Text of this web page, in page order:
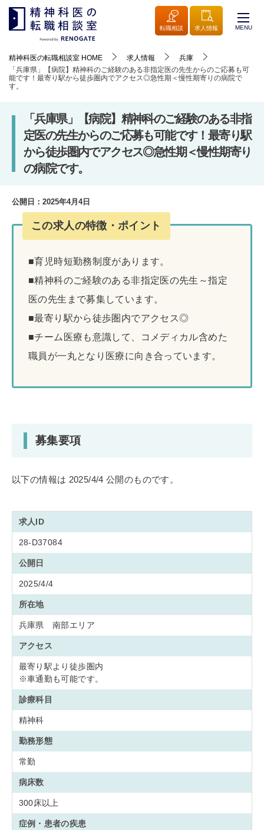
転職相談 求人情報 MENU
精神科医の転職相談室 HOME 求人情報
兵庫
「兵庫県」【病院】精神科のご経験のある非指定医の先生からのご応募も可
能です！最寄り駅から徒歩圏内でアクセス◎急性期＜慢性期寄りの病院で
す。
「兵庫県」【病院】精神科のご経験のある非指
定医の先生からのご応募も可能です！最寄り駅
から徒歩圏内でアクセス◎急性期＜慢性期寄り
の病院です。
公開日： 2025年4月4日
この求人の特徴・ポイント
■育児時短勤務制度があります。
■精神科のご経験のある非指定医の先生～指定
医の先生まで募集しています。
■最寄り駅から徒歩圏内でアクセス◎
■チーム医療も意識して、コメディカル含めた
職員が一丸となり医療に向き合っています。
募集要項
以下の情報は 2025/4/4 公開のものです。
求人ID
28-D37084
公開日
2025/4/4
所在地
兵庫県 南部エリア
アクセス
最寄り駅より徒歩圏内
※車通勤も可能です。
診療科目
精神科
勤務形態
常勤
病床数
300床以上
症例・患者の疾患